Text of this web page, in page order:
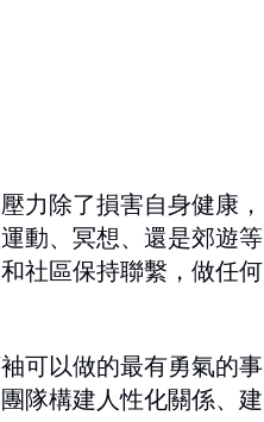
力除了損害自身健康，
動、冥想、還是郊遊等
社區保持聯繫，做任何
可以做的最有勇氣的事
隊構建人性化關係、建